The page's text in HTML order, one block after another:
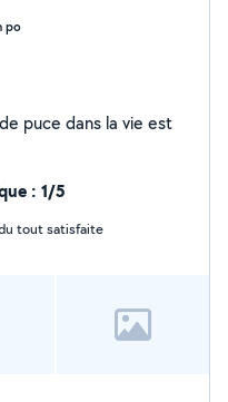
po
puce dans la vie est
: 1/5
à ma demande ? Pas du tout satisfaite